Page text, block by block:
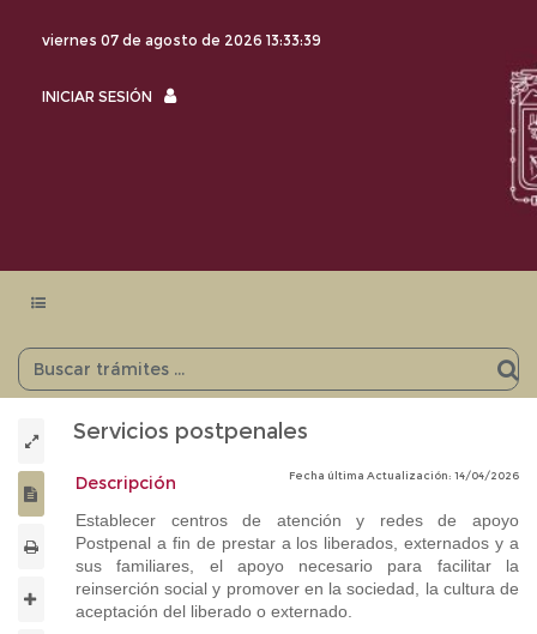
viernes 07 de agosto de 2026 13:33:40
INICIAR SESIÓN
INICIAR
Menu
Servicios postpenales
Fecha última Actualización: 14/04/2026
Descripción
Establecer centros de atención y redes de apoyo
Postpenal a fin de prestar a los liberados, externados y a
sus familiares, el apoyo necesario para facilitar la
reinserción social y promover en la sociedad, la cultura de
aceptación del liberado o externado.